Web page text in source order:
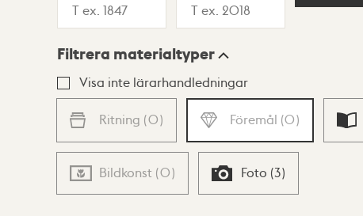
Lista Karta
Filtrera materialtyper
Visa inte lärarhandledningar
Ritning (0) Föremål (0)
Bildkonst (0) Foto (3)